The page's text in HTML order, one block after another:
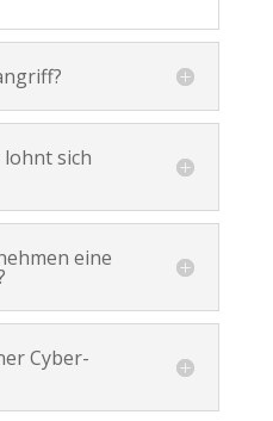
sich
eine
Cyber-